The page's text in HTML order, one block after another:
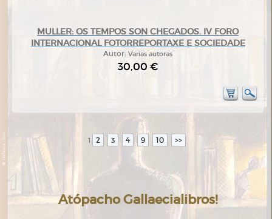
MULLER: OS TEMPOS SON CHEGADOS. IV FORO
INTERNACIONAL FOTORREPORTAXE E SOCIEDADE
Autor: Varias autoras
30,00 €
1 2 3 4 9 10 >>
Atópacho Gallaecialibros!